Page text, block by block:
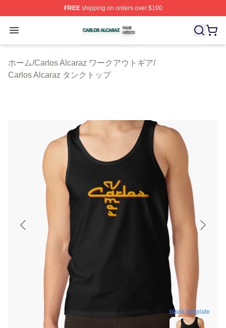
FREEshipping on orders over $100
Open menu
Carlos Alcaraz Shop ⚡️ Officially Licensed Carlos
ホーム/Carlos Alcaraz ワークアウトギア/
Carlos Alcaraz タンクトップ
blank template